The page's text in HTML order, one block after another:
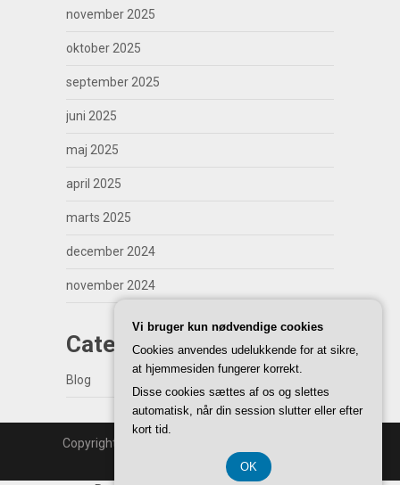
november 2025
oktober 2025
september 2025
juni 2025
maj 2025
april 2025
marts 2025
december 2024
november 2024
Categories
Blog
Copyright | WordPress Theme by
Back to Top ↑
Vi bruger kun nødvendige cookies
Cookies anvendes udelukkende for at sikre,
at hjemmesiden fungerer korrekt.
Disse cookies sættes af os og slettes
automatisk, når din session slutter eller efter
kort tid.
OK